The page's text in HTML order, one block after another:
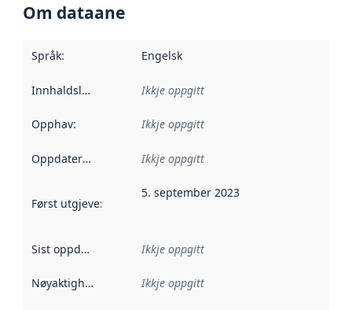
Om dataane
Språk: Engelsk
Innhaldsleverandørar :
Ikkje oppgitt
Opphav: Ikkje oppgitt
Oppdateringsfrekvens :
Ikkje oppgitt
Først utgjeve: Denne datoen seier når dataa i dette
5. september 2023
Sist oppdatert Ikkje oppgitt
Nøyaktigheit Ikkje oppgitt